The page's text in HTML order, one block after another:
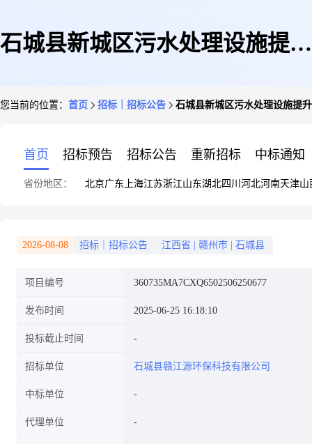
石城县新城区污水处理设施提升
您当前的位置： 首页 招标｜招标公告 石城县新城区污水处理设施提
首页 招标预告 招标公告 重新招标 中标通知
省份地区： 北京广东 上海江苏浙江山东湖北四川 河北河南天津山
2026-08-08 招标｜招标公告 江西省 赣州市 石城县
项目编号 360735MA7CXQ6502506250677
发布时间 2025-06-25 16:18:10
投标截止时间
招标单位 石城县赣江源环保科技有限公司
中标单位
代理单位